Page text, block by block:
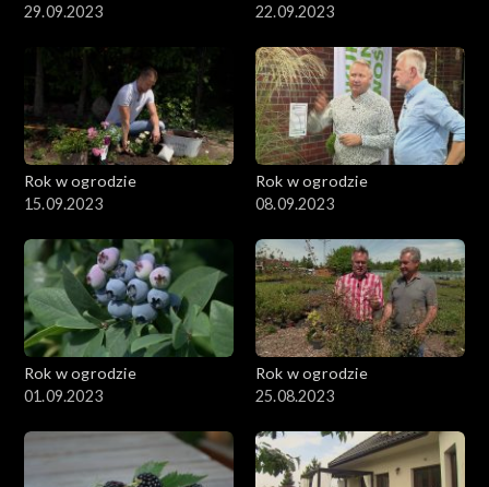
29.09.2023
22.09.2023
Rok w ogrodzie
15.09.2023
Rok w ogrodzie
08.09.2023
Rok w ogrodzie
01.09.2023
Rok w ogrodzie
25.08.2023